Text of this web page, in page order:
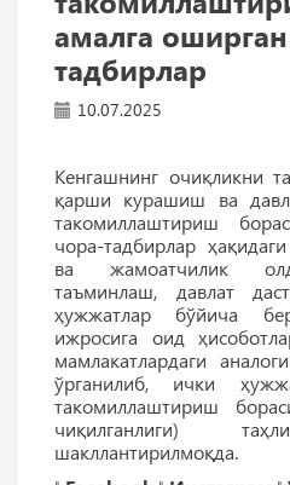
амалга
тадбирлар
10.07.2025
Кенгашнинг очиқликни
қарши курашиш ва
такомиллаштириш
чора-тадбирлар
ва жамоатчилик
таъминлаш, давлат
ҳужжатлар бўйича
ижросига оид
мамлакатлардаги
ўрганилиб, ички
такомиллаштириш
чиқилганлиги)
шакллантирилмоқда.